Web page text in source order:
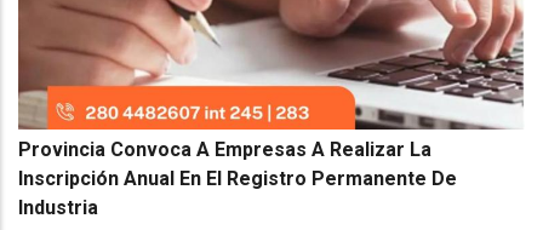
Provincia Convoca A Empresas A Realizar La
Inscripción Anual En El Registro Permanente De
Industria